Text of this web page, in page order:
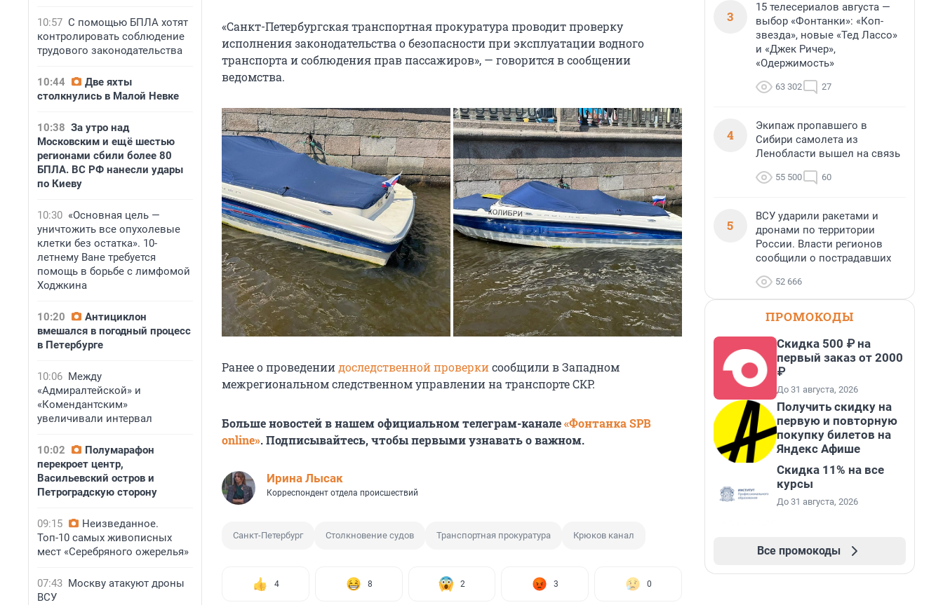
10:57 С помощью БПЛА хотят
контролировать соблюдение
трудового законодательства
10:44
Две яхты
столкнулись в Малой Невке
10:38 За утро над
Московским и ещё шестью
регионами сбили более 80
БПЛА. ВС РФ нанесли удары
по Киеву
10:30 «Основная цель —
уничтожить все опухолевые
клетки без остатка». 10-
летнему Ване требуется
помощь в борьбе с лимфомой
Ходжкина
10:20
Антициклон
вмешался в погодный процесс
в Петербурге
10:06 Между
«Адмиралтейской» и
«Комендантским»
увеличивали интервал
10:02
Полумарафон
перекроет центр,
Васильевский остров и
Петроградскую сторону
09:15
Неизведанное.
Топ-10 самых живописных
мест «Серебряного ожерелья»
07:43 Москву атакуют дроны
ВСУ
«Санкт-Петербургская транспортная прокуратура проводит проверку
исполнения законодательства о безопасности при эксплуатации водного
транспорта и соблюдения прав пассажиров», — говорится в сообщении
ведомства.
Ранее о проведениидоследственной проверкисообщили вЗападном
межрегиональном следственном управлении на транспорте СКР.
Больше новостей в нашем официальном телеграм-канале«Фонтанка SPB
online». Подписывайтесь, чтобы первыми узнавать о важном.
Ирина Лысак
Корреспондент отдела происшествий
Санкт-Петербург Столкновение судов Транспортная прокуратура Крюков канал
4 8 2 3 0
3
15 телесериалов августа —
выбор «Фонтанки»: «Коп-
звезда», новые «Тед Лассо»
и «Джек Ричер»,
«Одержимость»
63 302 27
4
Экипаж пропавшего в
Сибири самолета из
Ленобласти вышел на связь
55 500 60
5
ВСУ ударили ракетами и
дронами по территории
России. Власти регионов
сообщили о пострадавших
52 666
ПРОМОКОДЫ
Скидка 500 ₽ на
первый заказ от 2000
₽
До 31 августа, 2026
Получить скидку на
первую и повторную
покупку билетов на
Яндекс Афише
Скидка 11% на все
курсы
До 31 августа, 2026
Все промокоды